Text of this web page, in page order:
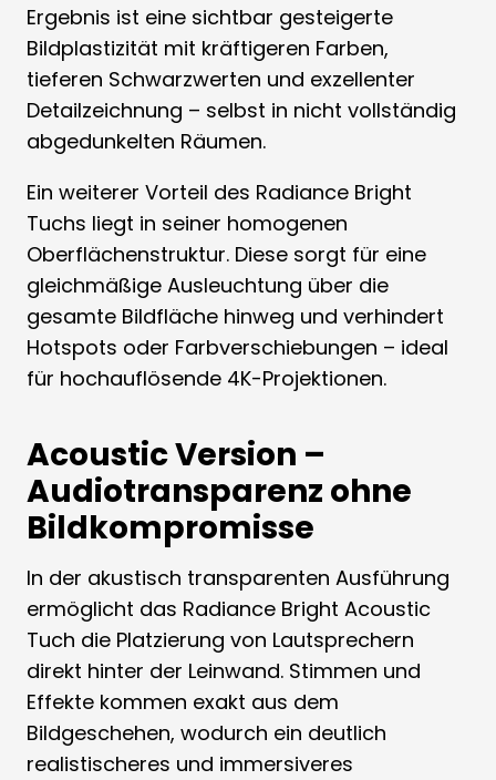
Ergebnis ist eine sichtbar gesteigerte
Bildplastizität mit kräftigeren Farben,
tieferen Schwarzwerten und exzellenter
Detailzeichnung – selbst in nicht vollständig
abgedunkelten Räumen.
Ein weiterer Vorteil des Radiance Bright
Tuchs liegt in seiner homogenen
Oberflächenstruktur. Diese sorgt für eine
gleichmäßige Ausleuchtung über die
gesamte Bildfläche hinweg und verhindert
Hotspots oder Farbverschiebungen – ideal
für hochauflösende 4K-Projektionen.
Acoustic Version –
Audiotransparenz ohne
Bildkompromisse
In der akustisch transparenten Ausführung
ermöglicht das Radiance Bright Acoustic
Tuch die Platzierung von Lautsprechern
direkt hinter der Leinwand. Stimmen und
Effekte kommen exakt aus dem
Bildgeschehen, wodurch ein deutlich
realistischeres und immersiveres